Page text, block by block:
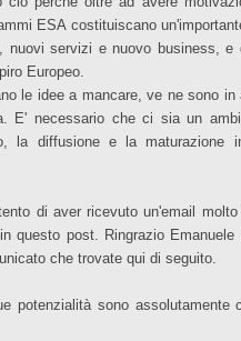
ESA costituiscano
nuovi servizi e nuovo business, e
Europeo.
le idee a mancare, ve ne sono in
E' necessario che ci sia un
la diffusione e la maturazione
di aver ricevuto un'email
questo post. Ringrazio Emanuele
che trovate qui di seguito.
potenzialità sono assolutamente